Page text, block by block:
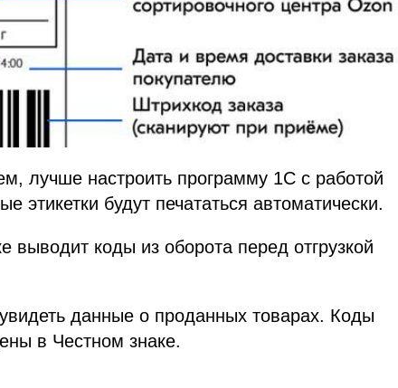
лучше настроить программу 1С с работой
этикетки будут печататься автоматически.
выводит коды из оборота перед отгрузкой
данные о проданных товарах. Коды
в Честном знаке.